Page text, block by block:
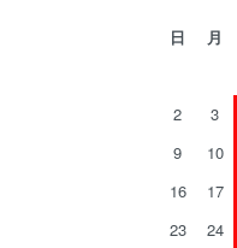
日 月
2
3
9
10
16
17
23
24